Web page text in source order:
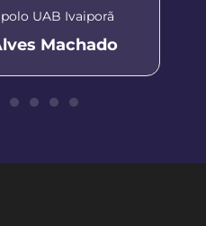
UAB Ivaiporã
Machado